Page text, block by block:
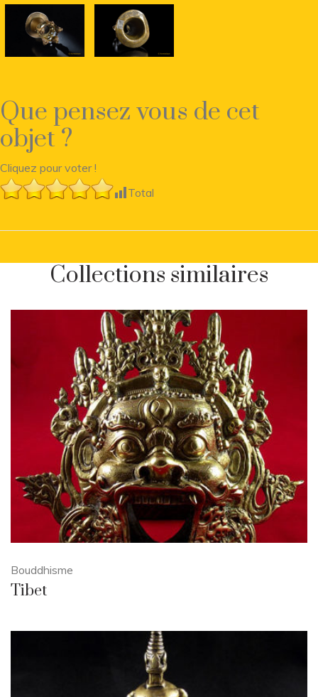
Que pensez vous de cet
objet ?
Cliquez pour voter !
Total
Collections similaires
Bouddhisme
Tibet